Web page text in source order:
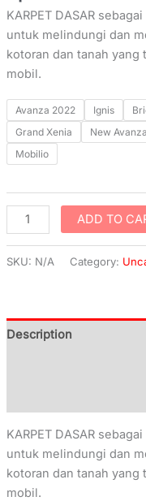
KARPET DASAR
untuk melindungi dan
kotoran dan tanah yang
mobil.
Avanza 2022 Ignis
Grand Xenia
New Avanza
Mobilio
ADD TO
SKU: N/A Category:
Description
KARPET DASAR
untuk melindungi dan
kotoran dan tanah yang
mobil.